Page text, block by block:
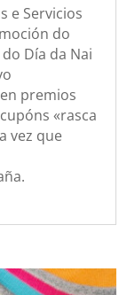
e Servicios
do
Día da Nai
premios
«rasca
vez que